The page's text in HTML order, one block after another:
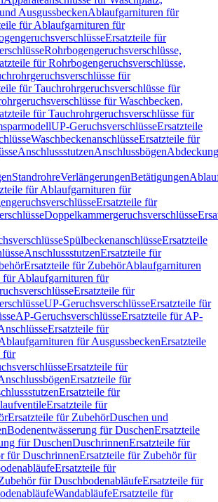
AusgussbeckenAblaufgarnituren für
für Ablaufgarnituren für
Ersatzteile für
Rohrbogengeruchsverschlüsse,
für Rohrbogengeruchsverschlüsse,
für
für Tauchrohrgeruchsverschlüsse für
für Waschbecken,
für Tauchrohrgeruchsverschlüsse für
UP-GeruchsverschlüsseErsatzteile
WaschbeckenanschlüsseErsatzteile für
AnschlussstutzenAnschlussbögen
StandrohreVerlängerungenBetätigungen
für Ablaufgarnituren für
Ersatzteile für
Doppelkammergeruchsverschlüsse
SpülbeckenanschlüsseErsatzteile
AnschlussstutzenErsatzteile für
Ersatzteile für ZubehörAblaufgarnituren
für Ablaufgarnituren für
Ersatzteile für
UP-GeruchsverschlüsseErsatzteile für
AP-GeruchsverschlüsseErsatzteile für AP-
Ersatzteile für
für AusgussbeckenErsatzteile
für
Ersatzteile für
Ersatzteile für
Ersatzteile für
Ersatzteile für
Ersatzteile für ZubehörDuschen und
Bodenentwässerung für DuschenErsatzteile
für DuschenDuschrinnenErsatzteile für
für DuschrinnenErsatzteile für Zubehör für
Ersatzteile für
für DuschbodenabläufeErsatzteile für
WandabläufeErsatzteile für